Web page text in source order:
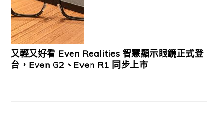
又輕又好看 Even Realities 智慧顯示眼鏡正式登
台，Even G2、Even R1 同步上市